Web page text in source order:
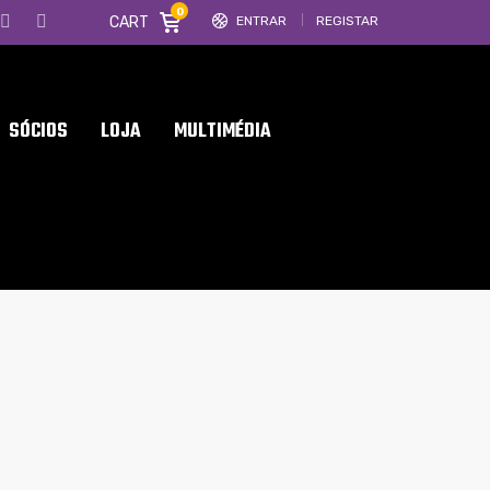
ENTRAR REGISTAR
CART
0
SÓCIOS LOJA MULTIMÉDIA